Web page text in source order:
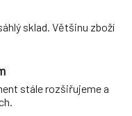
sklad. Většinu zboží
stále rozšiřujeme a